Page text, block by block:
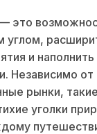
это
углом,
и
Независимо
рынки,
уголки